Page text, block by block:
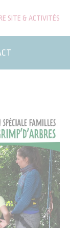
SITE & ACTIVITÉS